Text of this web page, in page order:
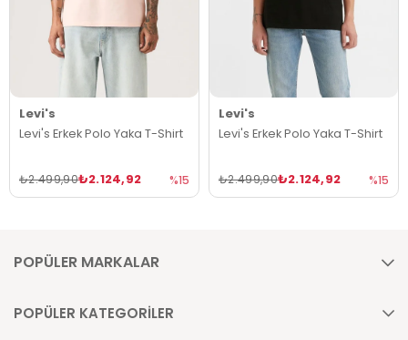
Levi's
Levi's Erkek Polo Yaka T-Shirt
₺2.124,92
₺2.499,90 %15
Levi's
Levi's Erkek Polo Yaka T-Shirt
₺2.124,92
₺2.499,90 %15
POPÜLER MARKALAR
POPÜLER KATEGORİLER